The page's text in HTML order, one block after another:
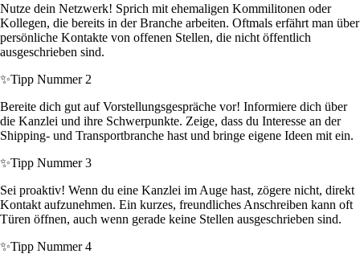
Nutze dein Netzwerk! Sprich mit ehemaligen Kommilitonen oder
Kollegen, die bereits in der Branche arbeiten. Oftmals erfährt man über
persönliche Kontakte von offenen Stellen, die nicht öffentlich
ausgeschrieben sind.
✨Tipp Nummer 2
Bereite dich gut auf Vorstellungsgespräche vor! Informiere dich über
die Kanzlei und ihre Schwerpunkte. Zeige, dass du Interesse an der
Shipping- und Transportbranche hast und bringe eigene Ideen mit ein.
✨Tipp Nummer 3
Sei proaktiv! Wenn du eine Kanzlei im Auge hast, zögere nicht, direkt
Kontakt aufzunehmen. Ein kurzes, freundliches Anschreiben kann oft
Türen öffnen, auch wenn gerade keine Stellen ausgeschrieben sind.
✨Tipp Nummer 4